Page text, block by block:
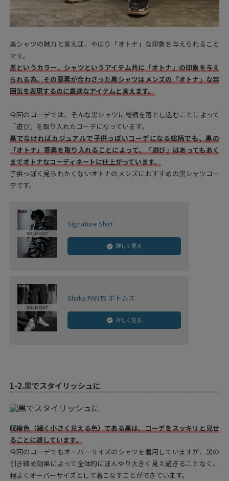
黒シャツの魅力と言えば、やはり「オトナ」な印象を与えられること
です。
黒というカラー、シャツというアイテム共に「オトナ」の印象を与え
られる為、その要素が合わさった黒シャツはメンズの「オトナ」な雰
囲気を表現するのに最適なアイテムと言えます。
今回のコーデでは、そんな黒シャツに総柄を落とし込むことによって
「遊び」を取り入れたコーデになっています。
黒でなければカジュアルで子供っぽいコーデになる総柄でも、黒の
「オトナ」要素を取り入れることによって、「遊び」はあってもあく
までオトナなコーディネートに仕上がっています。
子供っぽく見られたくないオトナのメンズにおすすめの黒シャツコー
デです。
Signature Shirt
詳しく見る
Shaka PANTS ボトムス
詳しく見る
1-2.黒でスタイリッシュに
収縮色（細く小さく見える色）である黒は、コーデをスッキリと見せ
ることに適しています。
今回のコーデでもオーバーサイズのシャツを着用していますが、黒の
引き締め効果によって全体的にぼんやり大きく見え過ぎることなく、
程よくオーバーサイズとして着こなすことができています。